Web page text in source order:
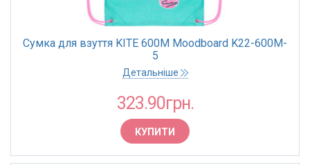
Сумка для взуття KITE 600M Moodboard K22-600M-
5
Детальніше
323.90грн.
КУПИТИ